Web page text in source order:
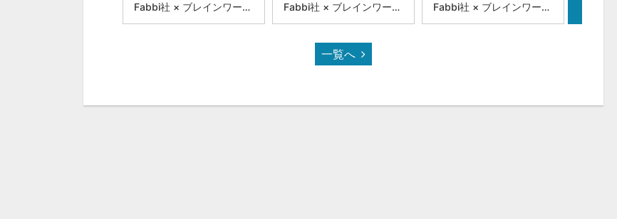
Fabbi社 × ブレインワークス 越日共創セミナー 中堅中小企業のためのDX・AI活用最前線 :|株式会社ブレインワークス 近藤 昇① Fabbi社 × ブレインワークス 越日共創セミナー 中堅中小企業のためのDX・AI活用最前線 :|Fabbi社 CEO トゥ氏 Fabbi社 × ブレインワークス 越日共創セミナー 中堅中小企業のためのDX・AI活用最前線 :|Fabbi社 取締役兼CPO チャン・ディン・トゥアン 氏
一覧へ